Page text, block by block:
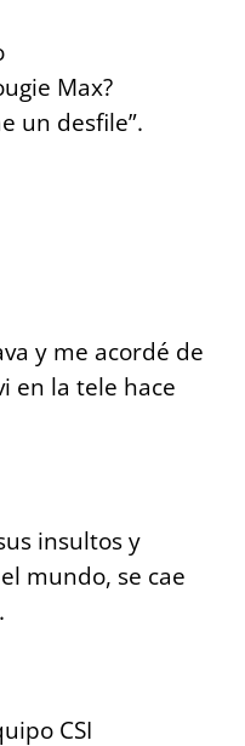
Max?
un desfile”.
y me acordé de
en la tele hace
insultos y
mundo, se cae
CSI